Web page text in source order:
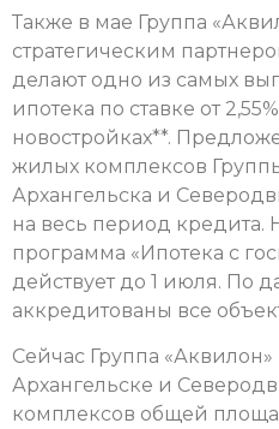
Также в мае Группа
стратегическим
делают одно из самых
ипотека по ставке от
новостройках**.
жилых комплексов
Архангельска и
на весь период кредита.
программа «Ипотека с
действует до 1 июля. По
аккредитованы все
Сейчас Группа «Аквилон»
Архангельске и
комплексов общей